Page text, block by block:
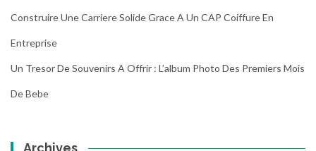
Construire Une Carriere Solide Grace A Un CAP Coiffure En
Entreprise
Un Tresor De Souvenirs A Offrir : L’album Photo Des Premiers Mois
De Bebe
Archives